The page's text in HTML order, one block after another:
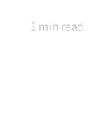
1 min read